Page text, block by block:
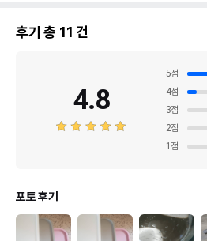
후기 총 11 건
4.8
5점
4점
3점
2점
1 점
포토 후기